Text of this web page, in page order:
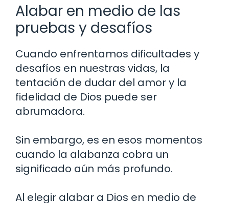
Alabar en medio de las
pruebas y desafíos
Cuando enfrentamos dificultades y
desafíos en nuestras vidas, la
tentación de dudar del amor y la
fidelidad de Dios puede ser
abrumadora.
Sin embargo, es en esos momentos
cuando la alabanza cobra un
significado aún más profundo.
Al elegir alabar a Dios en medio de